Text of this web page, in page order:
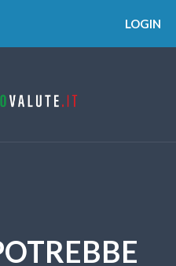
LOGIN